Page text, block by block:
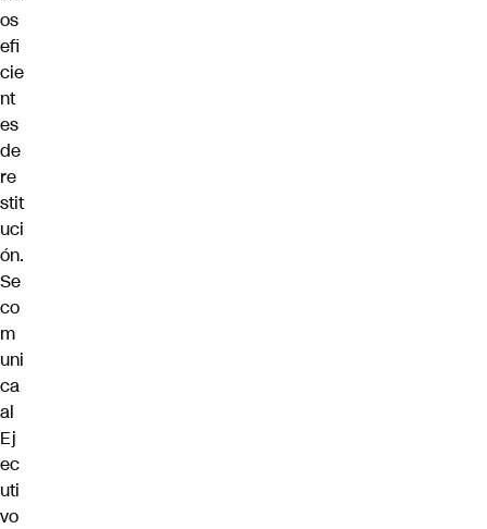
os
efi
cie
nt
es
de
re
stit
uci
ón.
Se
co
m
uni
ca
al
Ej
ec
uti
vo